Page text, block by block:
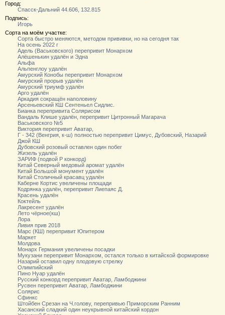
Город:
Спасск-Дальний 44.606, 132.815
Подпись:
Игорь
Сорта на моём участке:
Сорта быстро меняются, методом прививки, но на сегодня так
На осень 2022 г
Адель (Васьковского) перепривит Монархом
Алёшенькин удалён и Эдна
Альфа
Альпенглоу удалён
Амурский Конобы перепривит Монархом
Амурский прорыв удалён
Амурский триумф удалён
Арго удалён
Аркадия сокращён наполовину
Арсеньевский КШ Сентеньел Сидлис.
Бианка перепривита Солярисом
Вандаль Клише удалён, перепривит Цитронный Магарача
Васьковского №5
Виктория перепривит Аватар,
Г - 342 (Венгрия, к-ш) полностью перепривит Цимус, Дубовский, Назарий
Джой КШ
Дубовский розовый оставлен один побег
Жизель удалён
ЗАРИФ (подвой Р конкорд)
Китай Северный медовый аромат удалён
Китай Большой монумент удалён
Китай Столичный красавц удалён
Каберне Кортис увеличены площади
Кодрянка удалён, перепривит Лиепаяс Д.
Красень удалён
Коктейль
Лакресент удалён
Лето чёрное(кш)
Лора
Ливия прив 2018
Марс (КШ) перепривит Юпитером
Маркет
Молдова
Монарх Германия увеличены посадки
Мукузани перепривит Монархом, остался только в китайской формировке
Назарий оставил одну плодовую стрелку
Олимпийский
Пино Нуар удалён
Русский конкорд перепривит Аватар, Ламбоджини
Русвен перепривит Аватар, Ламбоджини
Солярис
Сфинкс
Штойбен Срезан на Ч.голову, перепривью Приморским Ранним
Хасанский сладкий один неукрывной китайский кордон